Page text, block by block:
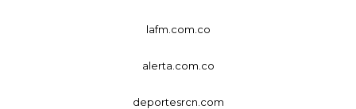
lafm.com.co
alerta.com.co
deportesrcn.com